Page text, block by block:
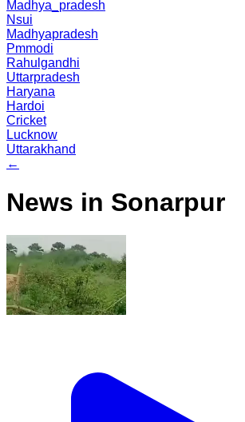
Madhya_pradesh
Nsui
Madhyapradesh
Pmmodi
Rahulgandhi
Uttarpradesh
Haryana
Hardoi
Cricket
Lucknow
Uttarakhand
←
News in Sonarpur